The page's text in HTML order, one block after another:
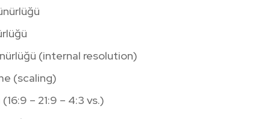
(internal resolution)
(scaling)
– 21:9 – 4:3 vs.)